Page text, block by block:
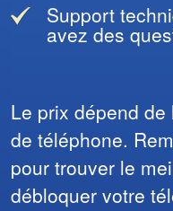
Support
avez des
Le prix dépend
de téléphone.
pour trouver le
débloquer votre